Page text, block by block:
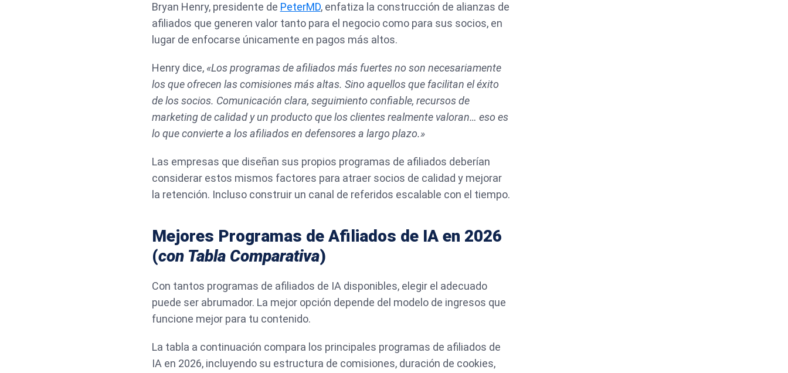
Bryan Henry, presidente de PeterMD, enfatiza la construcción de alianzas de
afiliados que generen valor tanto para el negocio como para sus socios, en
lugar de enfocarse únicamente en pagos más altos.
Henry dice, «Los programas de afiliados más fuertes no son necesariamente
los que ofrecen las comisiones más altas. Sino aquellos que facilitan el éxito
de los socios. Comunicación clara, seguimiento confiable, recursos de
marketing de calidad y un producto que los clientes realmente valoran… eso es
lo que convierte a los afiliados en defensores a largo plazo.»
Las empresas que diseñan sus propios programas de afiliados deberían
considerar estos mismos factores para atraer socios de calidad y mejorar
la retención. Incluso construir un canal de referidos escalable con el tiempo.
Mejores Programas de Afiliados de IA en 2026
(con Tabla Comparativa)
Con tantos programas de afiliados de IA disponibles, elegir el adecuado
puede ser abrumador. La mejor opción depende del modelo de ingresos que
funcione mejor para tu contenido.
La tabla a continuación compara los principales programas de afiliados de
IA en 2026, incluyendo su estructura de comisiones, duración de cookies,